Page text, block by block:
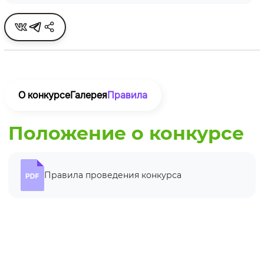
О конкурсеГалереяПравила
Положение о конкурсе
Правила проведения конкурса